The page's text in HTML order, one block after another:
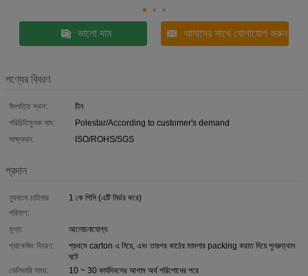
ভালো দাম আমাদের সাথে যোগাযোগ করুন
পণ্যের বিবরণ
উৎপত্তি স্থল:
চীন
পরিচিতিমুলক নাম:
Polestar/According to customer's demand
সাক্ষ্যদান:
ISO/ROHS/SGS
প্রদান
ন্যূনতম চাহিদার
পরিমাণ:
1 কে পিসি (এটি নির্ভর করে)
মূল্য:
আলোচনাযোগ্য
প্যাকেজিং বিবরণ:
প্রথমে carton এ নিয়ে, এবং তারপর কাঠের মামলার packing করাত দিয়ে পুনরুত্থান
ঘটে
ডেলিভারি সময়:
10 ~ 30 কার্যদিবসের আগাম অর্থ পরিশোধের পরে